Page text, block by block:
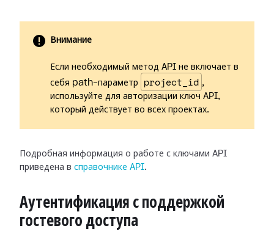
Внимание
Если необходимый метод API не включает в
себя path-параметр
project_id ,
используйте для авторизации ключ API,
который действует во всех проектах.
Подробная информация о работе с ключами API
приведена в справочнике API.
Аутентификация с поддержкой
гостевого доступа